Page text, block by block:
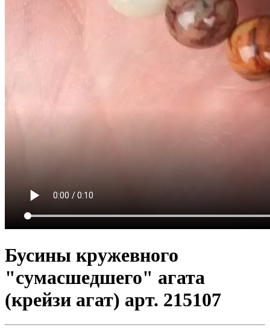
Бусины кружевного
"сумасшедшего" агата
(крейзи агат) арт. 215107